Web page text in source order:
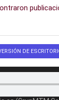
DE